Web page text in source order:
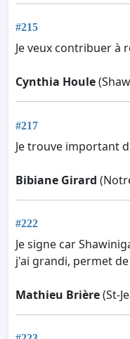
#215
Je veux contribuer à
Cynthia Houle
#217
Je trouve important
Bibiane Girard
#222
Je signe car
j'ai grandi, permet
Mathieu Brière(St-